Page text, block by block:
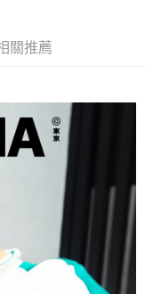
享後付」服務完成之交
易相關給付款項請求債
之同意方可使用
，本公司不負相關責
用戶狀況，依本公司即
，本公司將視審查結果
關推薦